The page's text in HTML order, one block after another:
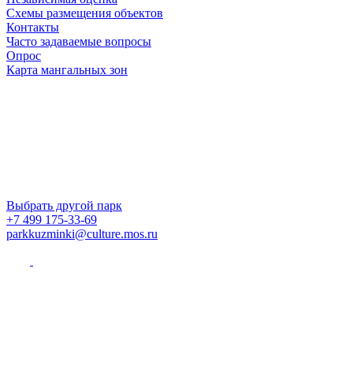
Схемы размещения объектов
Контакты
Часто задаваемые вопросы
Опрос
Карта мангальных зон
Выбрать другой парк
+7 499 175-33-69
parkkuzminki@culture.mos.ru